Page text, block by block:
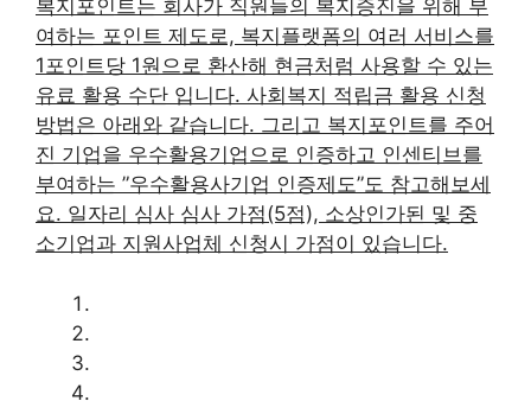
복지포인트는 회사가 직원들의 복지증진을 위해 부
여하는 포인트 제도로, 복지플랫폼의 여러 서비스를
1포인트당 1원으로 환산해 현금처럼 사용할 수 있는
유료 활용 수단 입니다. 사회복지 적립금 활용 신청
방법은 아래와 같습니다. 그리고 복지포인트를 주어
진 기업을 우수활용기업으로 인증하고 인센티브를
부여하는 ”우수활용사기업 인증제도”도 참고해보세
요. 일자리 심사 심사 가점(5점), 소상인가된 및 중
소기업과 지원사업체 신청시 가점이 있습니다.